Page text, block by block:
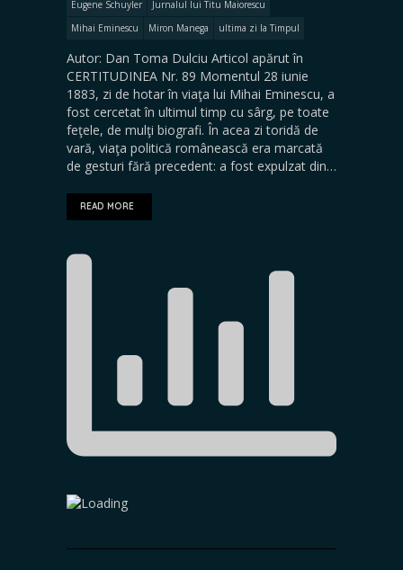
Eugene Schuyler
Jurnalul lui Titu Maiorescu
Mihai Eminescu
Miron Manega ultima zi la Timpul
Autor: Dan Toma Dulciu Articol apărut în
CERTITUDINEA Nr. 89 Momentul 28 iunie
1883, zi de hotar în viaţa lui Mihai Eminescu, a
fost cercetat în ultimul timp cu sârg, pe toate
feţele, de mulţi biografi. În acea zi toridă de
vară, viaţa politică românească era marcată
de gesturi fără precedent: a fost expulzat din…
READ MORE